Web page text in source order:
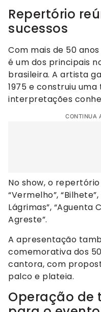
Repertório
sucessos
Com mais de 50
é um dos principais
brasileira. A artista
1975 e construiu
interpretações
CONTINUA
No show, o
“Vermelho”,
Lágrimas”, “Aguenta
Agreste”.
A apresentação
comemorativa dos
cantora, com
palco e plateia.
Operação de